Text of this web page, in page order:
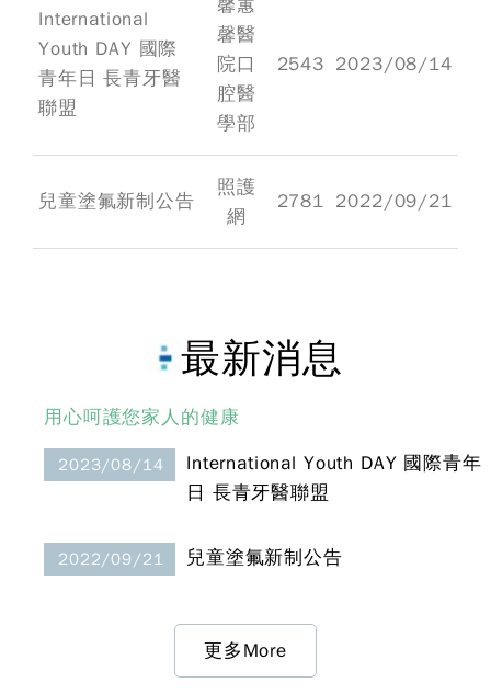
International
Youth DAY 國際
青年日 長青牙醫
聯盟
馨蕙
馨醫
院口
腔醫
學部
2543 2023/08/14
兒童塗氟新制公告
照護
網
2781 2022/09/21
最新消息
用心呵護您家人的健康
2023/08/14
International Youth DAY 國際青年
日 長青牙醫聯盟
2022/09/21 兒童塗氟新制公告
更多More